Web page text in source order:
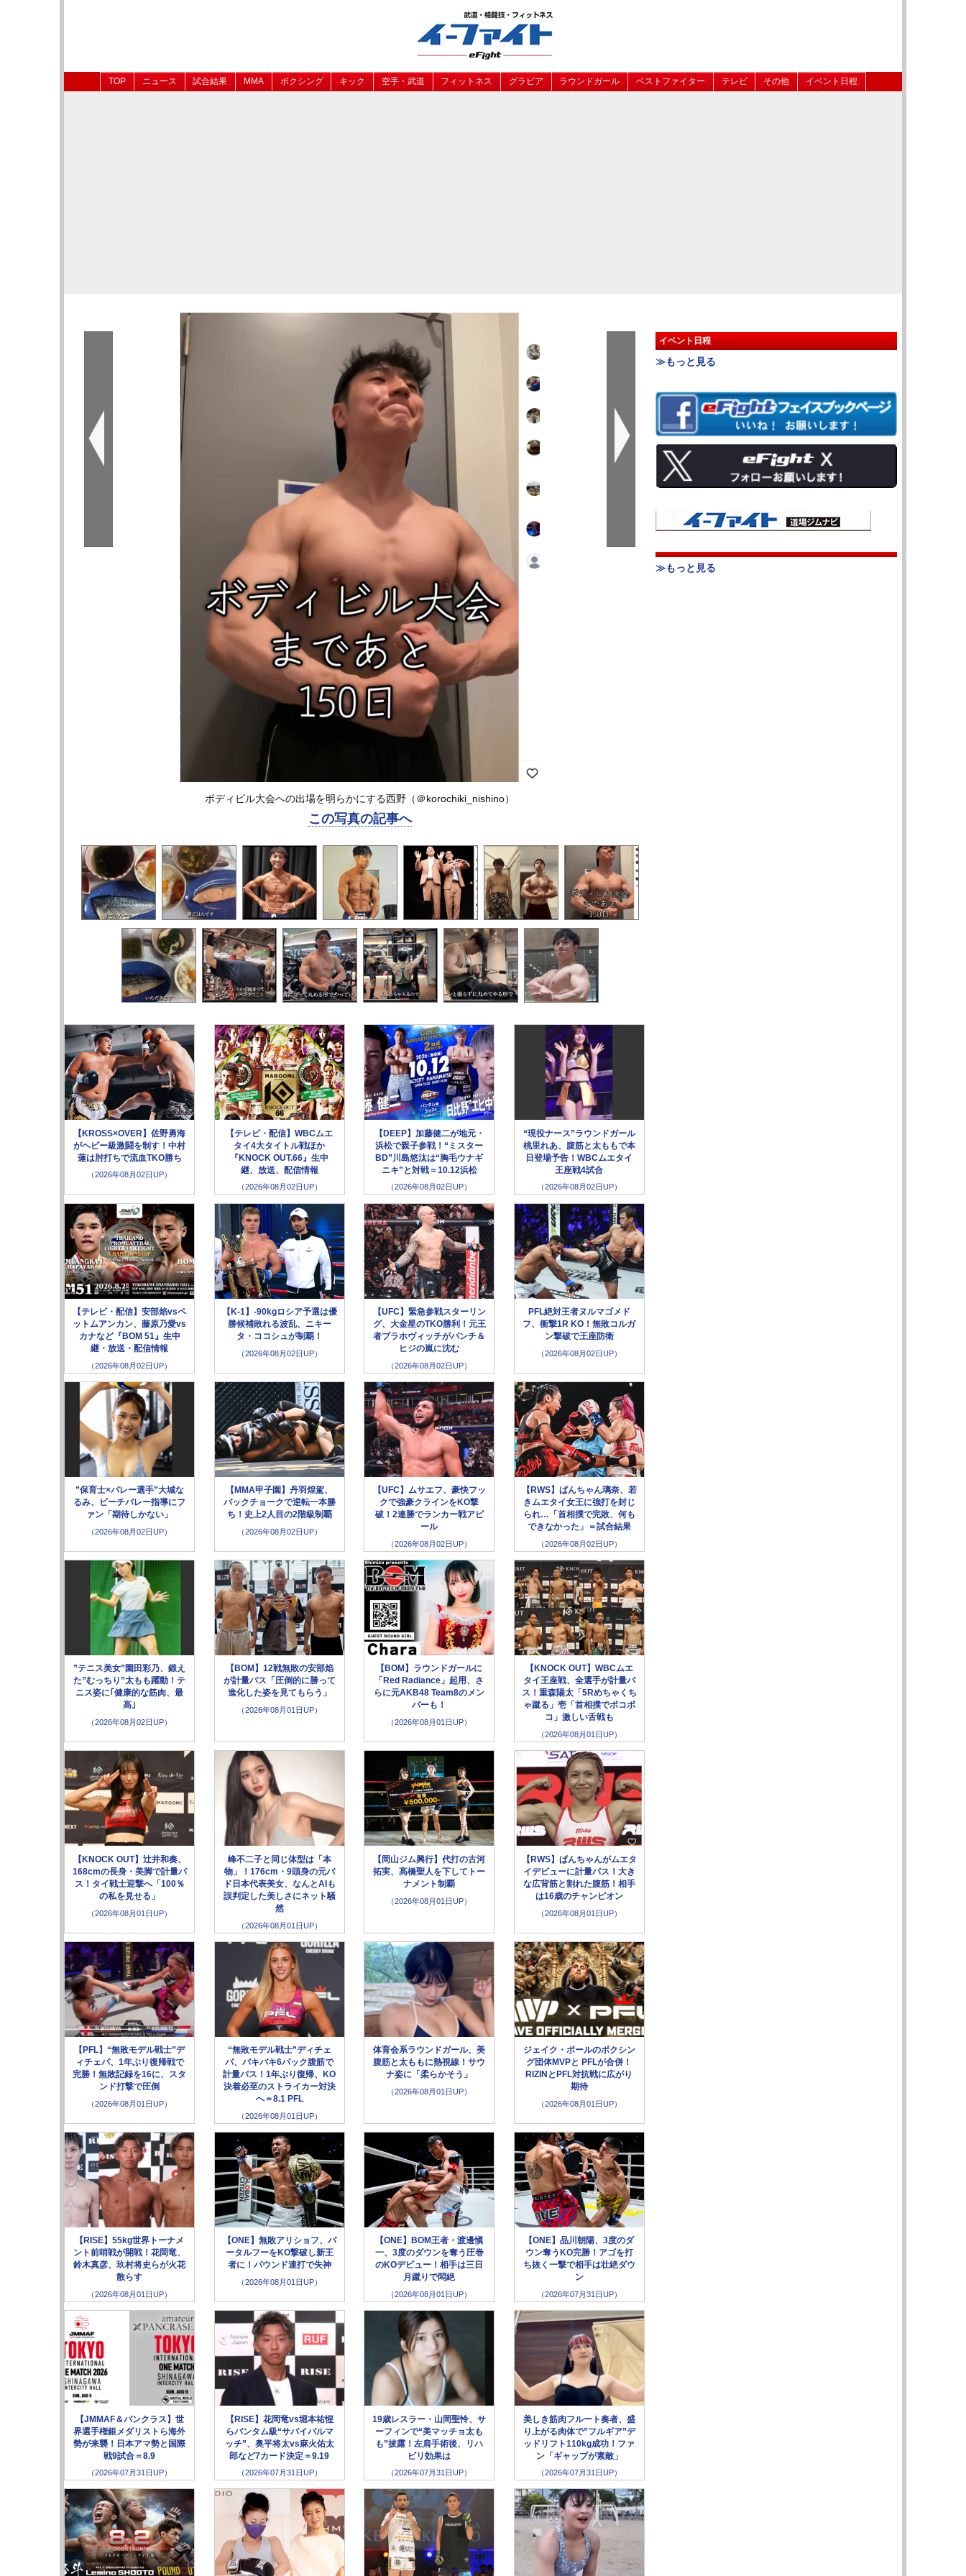
TOP ニュース 試合結果 MMA ボクシング キック 空手・武道 フィットネス グラビア ラウンドガール ベストファイター テレビ その他 イベント日程
ボディビル大会への出場を明らかにする西野（＠korochiki_nishino）
この写真の記事へ
【KROSS×OVER】佐野勇海
がヘビー級激闘を制す！中村
蓮は肘打ちで流血TKO勝ち
（2026年08月02日UP）
【テレビ・配信】WBCムエ
タイ4大タイトル戦ほか
『KNOCK OUT.66』生中
継、放送、配信情報
（2026年08月02日UP）
【DEEP】加藤健二が地元・
浜松で親子参戦！“ミスター
BD”川島悠汰は“胸毛ウナギ
ニキ”と対戦＝10.12浜松
（2026年08月02日UP）
“現役ナース”ラウンドガール
桃里れあ、腹筋と太ももで本
日登場予告！WBCムエタイ
王座戦4試合
（2026年08月02日UP）
【テレビ・配信】安部焰vsペ
ットムアンカン、藤原乃愛vs
カナなど『BOM 51』生中
継・放送・配信情報
（2026年08月02日UP）
【K-1】-90kgロシア予選は優
勝候補敗れる波乱、ニキー
タ・ココシュが制覇！
（2026年08月02日UP）
【UFC】緊急参戦スターリン
グ、大金星のTKO勝利！元王
者ブラホヴィッチがパンチ＆
ヒジの嵐に沈む
（2026年08月02日UP）
PFL絶対王者ヌルマゴメド
フ、衝撃1R KO！無敗コルガ
ン撃破で王座防衛
（2026年08月02日UP）
”保育士×バレー選手”大城な
るみ、ビーチバレー指導にフ
ァン「期待しかない」
（2026年08月02日UP）
【MMA甲子園】丹羽煌駕、
バックチョークで逆転一本勝
ち！史上2人目の2階級制覇
（2026年08月02日UP）
【UFC】ムサエフ、豪快フッ
クで強豪クラインをKO撃
破！2連勝でランカー戦アピ
ール
（2026年08月02日UP）
【RWS】ぱんちゃん璃奈、若
きムエタイ女王に強打を封じ
られ…「首相撲で完敗、何も
できなかった」＝試合結果
（2026年08月02日UP）
”テニス美女”園田彩乃、鍛え
た”むっちり”太もも躍動！テ
ニス姿に｢健康的な筋肉、最
高｣
（2026年08月02日UP）
【BOM】12戦無敗の安部焰
が計量パス「圧倒的に勝って
進化した姿を見てもらう」
（2026年08月01日UP）
【BOM】ラウンドガールに
「Red Radiance」起用、さ
らに元AKB48 Team8のメン
バーも！
（2026年08月01日UP）
【KNOCK OUT】WBCムエ
タイ王座戦、全選手が計量パ
ス！重森陽太「5Rめちゃくち
ゃ蹴る」壱「首相撲でボコボ
コ」激しい舌戦も
（2026年08月01日UP）
【KNOCK OUT】辻井和奏、
168cmの長身・美脚で計量パ
ス！タイ戦士迎撃へ「100％
の私を見せる」
（2026年08月01日UP）
峰不二子と同じ体型は「本
物」！176cm・9頭身の元バ
ド日本代表美女、なんとAIも
誤判定した美しさにネット騒
然
（2026年08月01日UP）
【岡山ジム興行】代打の古河
拓実、髙橋聖人を下してトー
ナメント制覇
（2026年08月01日UP）
【RWS】ぱんちゃんがムエタ
イデビューに計量パス！大き
な広背筋と割れた腹筋！相手
は16歳のチャンピオン
（2026年08月01日UP）
【PFL】“無敗モデル戦士”デ
ィチェバ、1年ぶり復帰戦で
完勝！無敗記録を16に、スタ
ンド打撃で圧倒
（2026年08月01日UP）
“無敗モデル戦士”ディチェ
バ、バキバキ6パック腹筋で
計量パス！1年ぶり復帰、KO
決着必至のストライカー対決
へ＝8.1 PFL
（2026年08月01日UP）
体育会系ラウンドガール、美
腹筋と太ももに熱視線！サウ
ナ姿に「柔らかそう」
（2026年08月01日UP）
ジェイク・ポールのボクシン
グ団体MVPと PFLが合併！
RIZINとPFL対抗戦に広がり
期待
（2026年08月01日UP）
【RISE】55kg世界トーナメ
ント前哨戦が開戦！花岡竜、
鈴木真彦、玖村将史らが火花
散らす
（2026年08月01日UP）
【ONE】無敗アリショフ、バ
ータルフーをKO撃破し新王
者に！パウンド連打で失神
（2026年08月01日UP）
【ONE】BOM王者・渡邊愼
一、3度のダウンを奪う圧巻
のKOデビュー！相手は三日
月蹴りで悶絶
（2026年08月01日UP）
【ONE】品川朝陽、3度のダ
ウン奪うKO完勝！アゴを打
ち抜く一撃で相手は壮絶ダウ
ン
（2026年07月31日UP）
【JMMAF＆パンクラス】世
界選手権銀メダリストら海外
勢が来襲！日本アマ勢と国際
戦9試合＝8.9
（2026年07月31日UP）
【RISE】花岡竜vs堀本祐惺
らバンタム級“サバイバルマ
ッチ”、奥平将太vs麻火佑太
郎など7カード決定＝9.19
（2026年07月31日UP）
19歳レスラー・山岡聖怜、サ
ーフィンで“美マッチョ太も
も”披露！左肩手術後、リハ
ビリ効果は
（2026年07月31日UP）
美しき筋肉フルート奏者、盛
り上がる肉体で”フルギア”デ
ッドリフト110kg成功！ファ
ン「ギャップが素敵」
（2026年07月31日UP）
イベント日程
≫もっと見る
≫もっと見る